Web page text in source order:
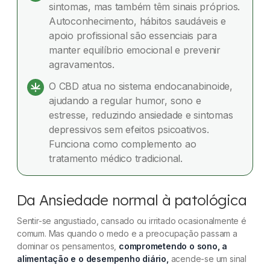
Dúvidas frequentes
sintomas, mas também têm sinais próprios.
Autoconhecimento, hábitos saudáveis e
apoio profissional são essenciais para
manter equilíbrio emocional e prevenir
agravamentos.
O CBD atua no sistema endocanabinoide,
ajudando a regular humor, sono e
estresse, reduzindo ansiedade e sintomas
depressivos sem efeitos psicoativos.
Funciona como complemento ao
tratamento médico tradicional.
Da Ansiedade normal à patológica
Sentir-se angustiado, cansado ou irritado ocasionalmente é
comum. Mas quando o medo e a preocupação passam a
dominar os pensamentos, comprometendo o sono, a
alimentação e o desempenho diário, acende-se um sinal